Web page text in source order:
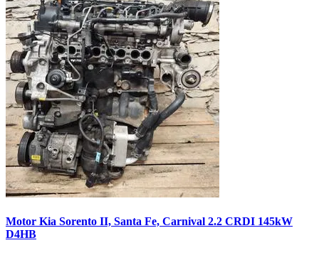
Motor Kia Sorento II, Santa Fe, Carnival 2.2 CRDI 145kW
D4HB